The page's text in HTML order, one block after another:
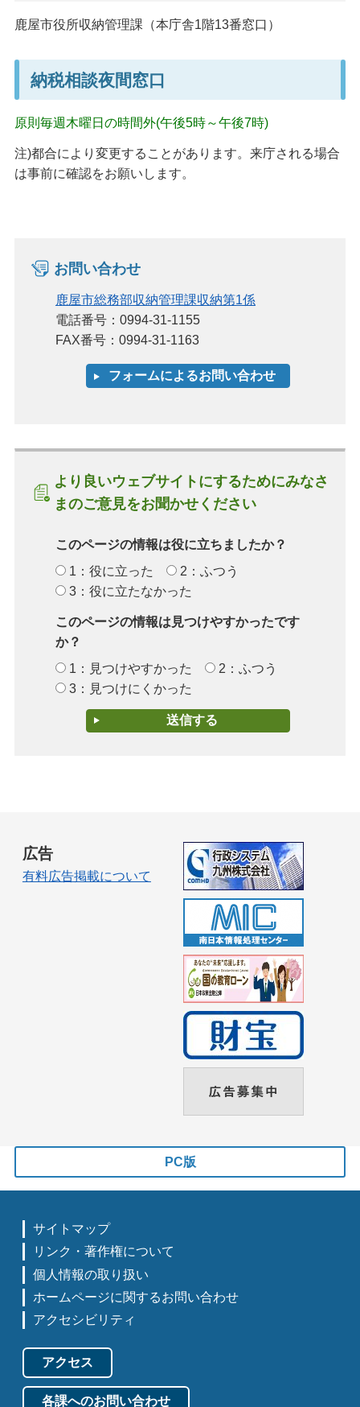
鹿屋市役所収納管理課（本庁舎1階13番窓口）
納税相談夜間窓口
原則毎週木曜日の時間外(午後5時～午後7時)
注)都合により変更することがあります。来庁される場合
は事前に確認をお願いします。
お問い合わせ
鹿屋市総務部収納管理課収納第1係
電話番号：0994-31-1155
FAX番号：0994-31-1163
より良いウェブサイトにするためにみなさ
まのご意見をお聞かせください
このページの情報は役に立ちましたか？
1：役に立った
2：ふつう
3：役に立たなかった
このページの情報は見つけやすかったです
か？
1：見つけやすかった
2：ふつう
3：見つけにくかった
広告
有料広告掲載について
PC版
サイトマップ
リンク・著作権について
個人情報の取り扱い
ホームページに関するお問い合わせ
アクセシビリティ
アクセス
各課へのお問い合わせ